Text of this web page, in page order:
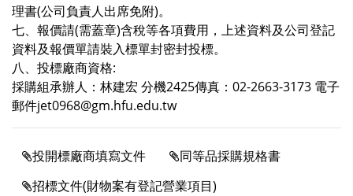
理書(公司負責人出席免附)。
七、報價請(需蓋章)含稅等各項費用，上述資料及公司登記
資料及報價單請裝入標單封密封投標。
八、投標廠商資格:
採購組承辦人：林建宏 分機2425傳真：02-2663-3173 電子
郵件jet0968@gm.hfu.edu.tw
投開標廠商填寫文件
同等品採購規格書
招標文件(財物案有登記營業項目)